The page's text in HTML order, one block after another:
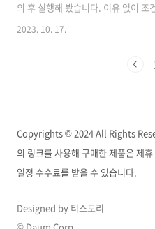
의 후 실행해 봤습니다. 이유 없이 조
개념 없이 소비하는 데 있었고, 방법
대가 없이 그냥 받던 기존 용돈 초등
m..
2023. 10. 17.
Copyrights © 2024 All Rights
의 링크를 사용해 구매한 제품은 제
일정 수수료를 받을 수 있습니다.
Designed by 티스토리